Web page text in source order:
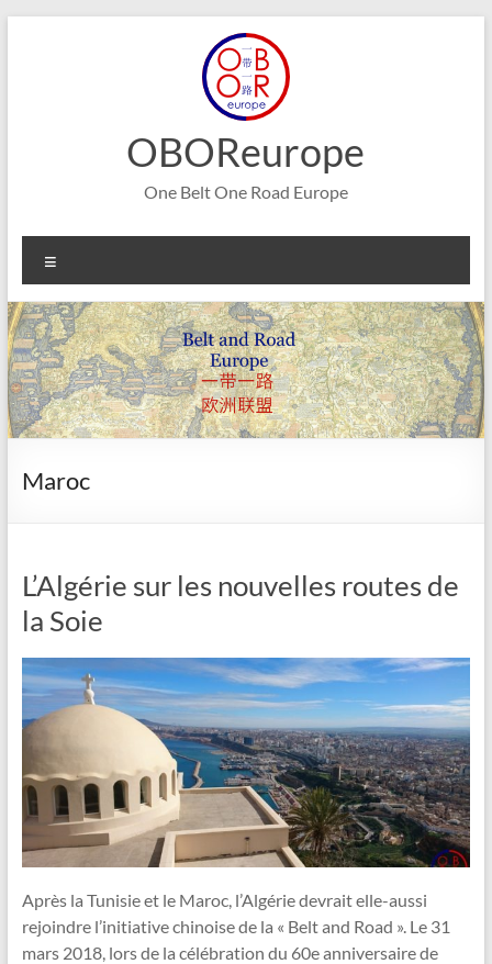
OBOReurope
One Belt One Road Europe
Maroc
L’Algérie sur les nouvelles routes de
la Soie
Après la Tunisie et le Maroc, l’Algérie devrait elle-aussi
rejoindre l’initiative chinoise de la « Belt and Road ». Le 31
mars 2018, lors de la célébration du 60e anniversaire de